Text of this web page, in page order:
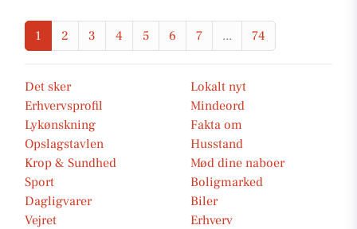
1 2 3 4 5 6 7 ... 74
Det sker
Lokalt nyt
Erhvervsprofil
Mindeord
Lykønskning
Fakta om
Opslagstavlen
Husstand
Krop & Sundhed
Mød dine naboer
Sport
Boligmarked
Dagligvarer
Biler
Vejret
Erhverv